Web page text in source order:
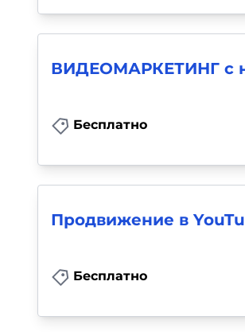
ВИДЕОМАРКЕТИНГ с
Бесплатно
Продвижение в
Бесплатно